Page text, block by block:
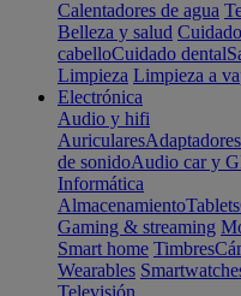
Calentadores de agua
Belleza y salud
cabelloCuidado dental
Limpieza Limpieza a
Electrónica
Audio y hifi
AuricularesAdaptadores
de sonidoAudio car y
Informática
AlmacenamientoTablets
Gaming & streaming
Smart home Timbres
Wearables
Televisión